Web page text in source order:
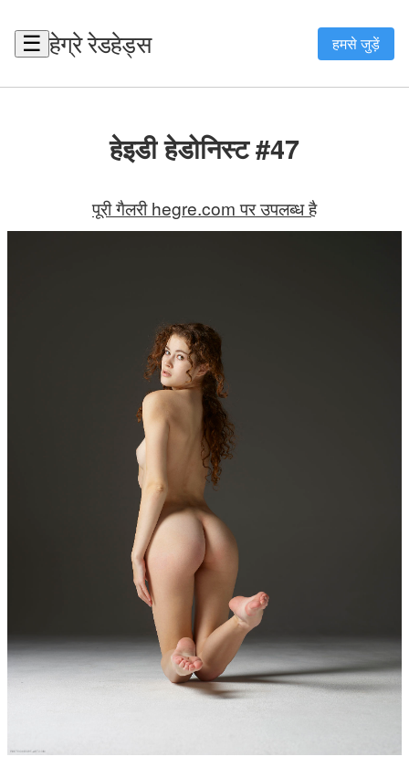
☰ हेग्रे रेडहेड्स हमसे जुड़ें
हेइडी हेडोनिस्ट #47
पूरी गैलरी hegre.com पर उपलब्ध है